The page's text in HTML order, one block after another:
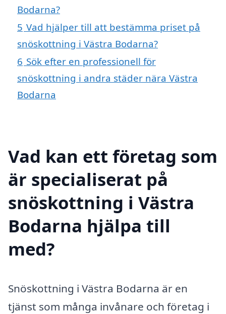
Bodarna?
5 Vad hjälper till att bestämma priset på
snöskottning i Västra Bodarna?
6 Sök efter en professionell för
snöskottning i andra städer nära Västra
Bodarna
Vad kan ett företag som
är specialiserat på
snöskottning i Västra
Bodarna hjälpa till
med?
Snöskottning i Västra Bodarna är en
tjänst som många invånare och företag i